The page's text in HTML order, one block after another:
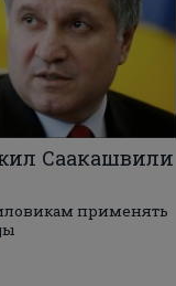
Саакашвили
применять